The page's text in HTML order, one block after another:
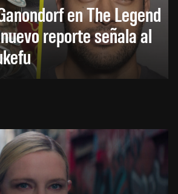
en The Legend
reporte señala al